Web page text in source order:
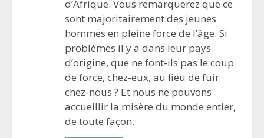
d’Afrique. Vous remarquerez que ce
sont majoritairement des jeunes
hommes en pleine force de l’âge. Si
problèmes il y a dans leur pays
d’origine, que ne font-ils pas le coup
de force, chez-eux, au lieu de fuir
chez-nous ? Et nous ne pouvons
accueillir la misère du monde entier,
de toute façon.